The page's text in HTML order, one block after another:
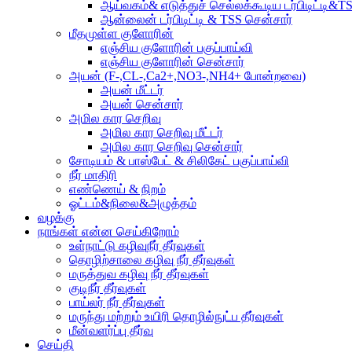
ஆய்வகம்& எடுத்துச் செல்லக்கூடிய
ஆன்லைன் டர்பிடிட்டி & TSS சென்சார்
மீதமுள்ள குளோரின்
எஞ்சிய குளோரின் பகுப்பாய்வி
எஞ்சிய குளோரின் சென்சார்
அயன் (F-,CL-,Ca2+,NO3-,NH4+ போன்றவை)
அயன் மீட்டர்
அயன் சென்சார்
அமில கார செறிவு
அமில கார செறிவு மீட்டர்
அமில கார செறிவு சென்சார்
சோடியம் & பாஸ்பேட் & சிலிகேட் பகுப்பாய்வி
நீர் மாதிரி
எண்ணெய் & நிறம்
ஓட்டம்&நிலை&அழுத்தம்
வழக்கு
நாங்கள் என்ன செய்கிறோம்
உள்நாட்டு கழிவுநீர் தீர்வுகள்
தொழிற்சாலை கழிவு நீர் தீர்வுகள்
மருத்துவ கழிவு நீர் தீர்வுகள்
குடிநீர் தீர்வுகள்
பாய்லர் நீர் தீர்வுகள்
மருந்து மற்றும் உயிரி தொழில்நுட்ப தீர்வுகள்
மீன்வளர்ப்பு தீர்வு
செய்தி